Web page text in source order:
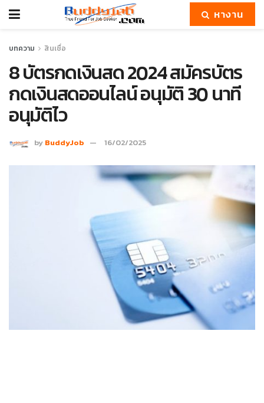
หางาน
บทความ สินเชื่อ
8 บัตรกดเงินสด 2024 สมัครบัตร
กดเงินสดออนไลน์ อนุมัติ 30 นาที
อนุมัติไว
by BuddyJob 16/02/2025